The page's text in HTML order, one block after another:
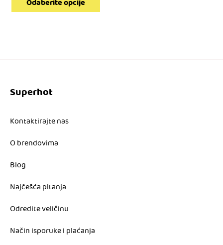
10.980,00 RSD.
je:
Odaberite opcije
Superhot
Kontaktirajte nas
O brendovima
Blog
Najčešća pitanja
Odredite veličinu
Način isporuke i plaćanja